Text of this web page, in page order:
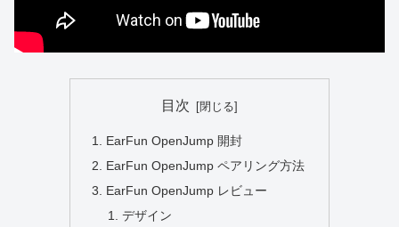
目次
EarFun OpenJump 開封
EarFun OpenJump ペアリング方法
EarFun OpenJump レビュー
デザイン